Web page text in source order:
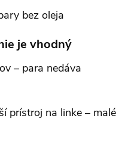
bez oleja
je vhodný
– para nedáva
prístroj na linke – malé